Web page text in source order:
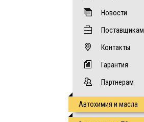
Новости
Поставщикам
Контакты
Гарантия
Партнерам
Автохимия и масла